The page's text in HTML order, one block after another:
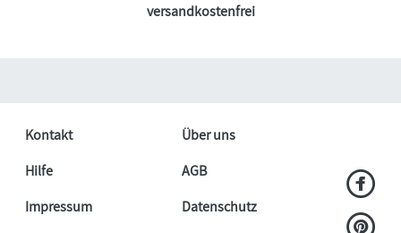
versandkostenfrei
Kontakt
Über uns
Hilfe
AGB
Impressum
Datenschutz